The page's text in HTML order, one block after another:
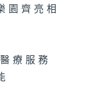
園齊亮相
療服務